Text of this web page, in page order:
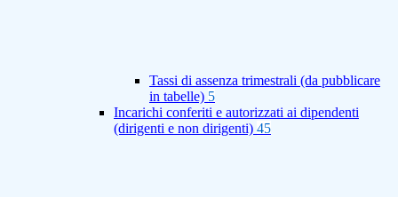
Tassi di assenza trimestrali (da pubblicare
in tabelle) 5
Incarichi conferiti e autorizzati ai dipendenti
(dirigenti e non dirigenti) 45